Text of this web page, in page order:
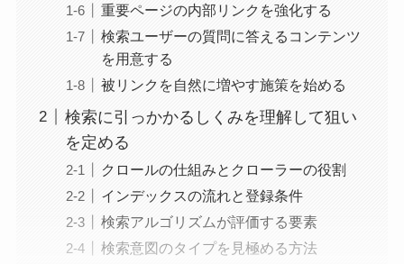
重要ページの内部リンクを強化する
検索ユーザーの質問に答えるコンテンツ
を用意する
被リンクを自然に増やす施策を始める
検索に引っかかるしくみを理解して狙い
を定める
クロールの仕組みとクローラーの役割
インデックスの流れと登録条件
検索アルゴリズムが評価する要素
検索意図のタイプを見極める方法